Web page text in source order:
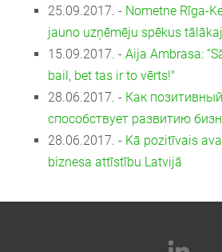
25.09.2017. - Nometne Rīga-
jauno uzņēmēju spēkus
15.09.2017. - Aija Ambrasa:
bail, bet tas ir to vērts!"
28.06.2017. - Как
способствует развитию
28.06.2017. - Kā pozitīvais
biznesa attīstību Latvijā